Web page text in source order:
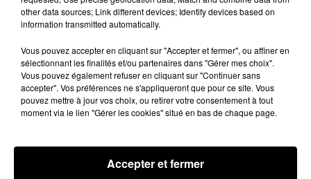
other data sources; Link different devices; Identify devices based on
information transmitted automatically.
Vous pouvez accepter en cliquant sur "Accepter et fermer", ou affiner en
sélectionnant les finalités et/ou partenaires dans "Gérer mes choix".
Vous pouvez également refuser en cliquant sur "Continuer sans
accepter". Vos préférences ne s'appliqueront que pour ce site. Vous
pouvez mettre à jour vos choix, ou retirer votre consentement à tout
moment via le lien "Gérer les cookies" situé en bas de chaque page.
Accepter et fermer